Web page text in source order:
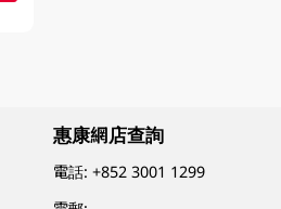
惠康網店查詢
電話:+852 3001 1299